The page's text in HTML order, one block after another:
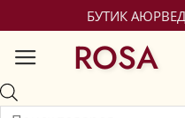
БУТИК
ROSA